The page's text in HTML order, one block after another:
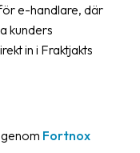
e-handlare, där
kunders
in i Fraktjakts
Fortnox